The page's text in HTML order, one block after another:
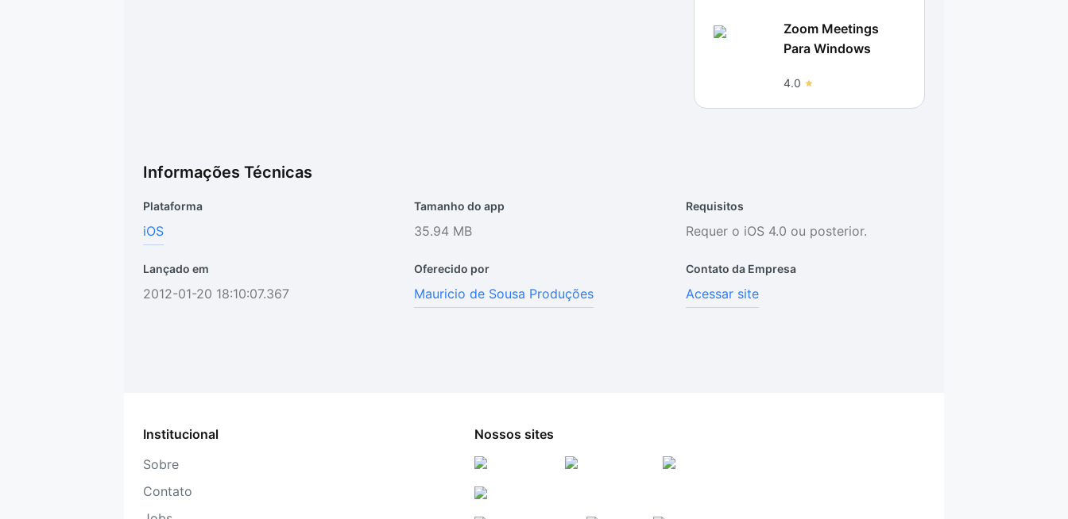
Zoom Meetings
Para Windows
4.0
Informações Técnicas
Plataforma
iOS
Tamanho do app
35.94 MB
Requisitos
Requer o iOS 4.0 ou posterior.
Lançado em
2012-01-20 18:10:07.367
Oferecido por
Mauricio de Sousa Produções
Contato da Empresa
Acessar site
Institucional
Sobre
Contato
Nossos sites